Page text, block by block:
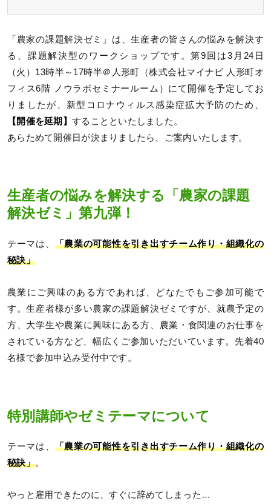
「農家の課題解決ゼミ」は、生産者の皆さんの悩みを解決す
る、課題解決型のワークショップです。第9回は3月24日
（火）13時半～17時半＠人形町（株式会社マイナビ 人形町オ
フィス6階 ノウラボセミナールーム）にて開催を予定してお
りましたが、新型コロナウィルス感染症拡大予防のため、
【開催を延期】 することといたしました。
あらためて開催日が決まりましたら、ご案内いたします。
生産者の悩みを解決する「農家の課題
解決ゼミ」第九弾！
テーマは、 「農業の可能性を引き出すチーム作り・組織化の
秘訣」
農業にご興味のある方であれば、どなたでもご参加可能で
す。生産者様が多い農家の課題解決ゼミですが、就農予定の
方、大学生や農業に興味にある方、農業・食関連のお仕事を
されている方など、幅広くご参加いただいています。先着40
名様で参加申込み受付中です。
特別講師やゼミテーマについて
テーマは、 「農業の可能性を引き出すチーム作り・組織化の
秘訣」。
やっと雇用できたのに、すぐに辞めてしまった…